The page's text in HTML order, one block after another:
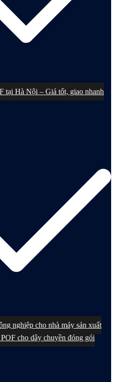
tại Hà Nội – Giá tốt, giao nhanh
nghiệp cho nhà máy sản xuất
cho dây chuyền đóng gói